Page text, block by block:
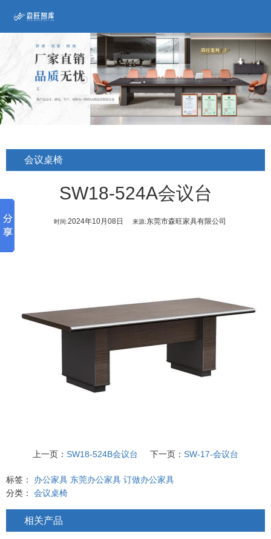
会议桌椅
SW18-524A会议台
时间:2024年10月08日 来源:东莞市森旺家具有限公司
上一页： SW18-524B会议台 下一页： SW-17-会议台
标签： 办公家具 东莞办公家具 订做办公家具
分类： 会议桌椅
相关产品